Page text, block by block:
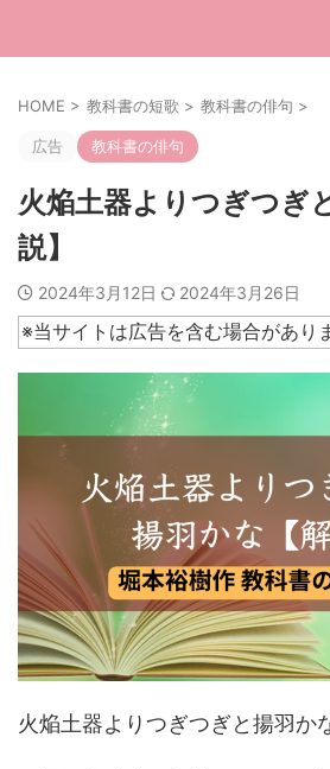
HOME > 教科書の短歌 > 教科書の俳句 >
広告 教科書の俳句
火焔土器よりつぎつぎ
説】
2024年3月12日 2024年3月26日
※当サイトは広告を含む場合があり
火焔土器よりつぎつぎと揚羽か